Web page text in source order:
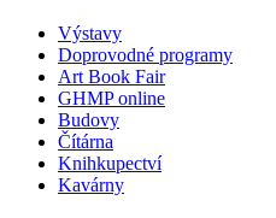
Výstavy
Doprovodné programy
Art Book Fair
GHMP online
Budovy
Čítárna
Knihkupectví
Kavárny